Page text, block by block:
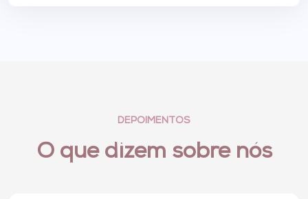
DEPOIMENTOS
O que dizem sobre nós